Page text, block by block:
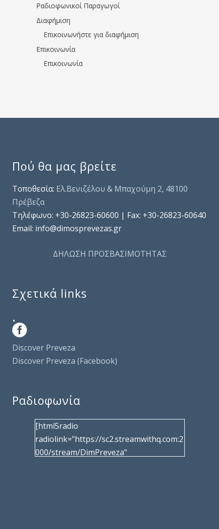
Ραδιοφωνικοί Παραγωγοί
Διαφήμιση
Επικοινωνήστε για διαφήμιση
Επικοινωνία
Επικοινωνία
Πού θα μας βρείτε
Τοποθεσία: Ελ.Βενιζέλου & Μπαχούμη 2, 48100
Πρέβεζα
Τηλέφωνo: +30-26823-60600 | Fax: +30-26823-60640
Email: info@dimosprevezas.gr
ΔΗΛΩΣΗ ΠΡΟΣΒΑΣΙΜΟΤΗΤΑΣ
Σχετικά links
.
Discover Preveza
Discover Preveza (Facebook)
Ραδιοφωνία
[html5radio
radiolink="https://sc2.streamwithq.com:2
000/stream/DimPreveza"